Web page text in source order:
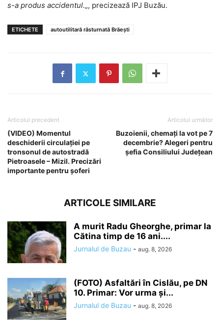
s-a produs accidentul.„, precizează IPJ Buzău.
ETICHETE autoutilitară răsturnată Brăești
Articolul precedent
(VIDEO) Momentul
deschiderii circulației pe
tronsonul de autostradă
Pietroasele – Mizil. Precizări
importante pentru șoferi
Articolul următor
Buzoienii, chemați la vot pe 7
decembrie? Alegeri pentru
șefia Consiliului Județean
ARTICOLE SIMILARE
A murit Radu Gheorghe, primar la
Cătina timp de 16 ani....
Jurnalul de Buzau - aug. 8, 2026
(FOTO) Asfaltări în Cislău, pe DN
10. Primar: Vor urma și...
Jurnalul de Buzau - aug. 8, 2026